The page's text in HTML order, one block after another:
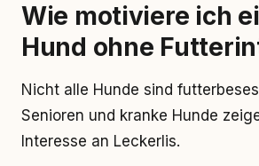
Wie motiviere ich
Hund ohne
Nicht alle Hunde sind
Senioren und kranke Hunde
Interesse an Leckerlis.